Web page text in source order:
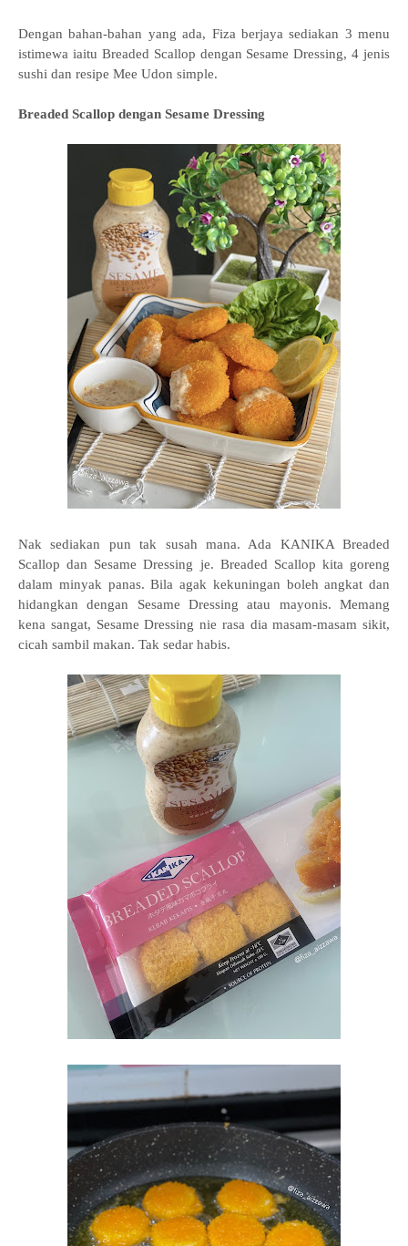
Dengan bahan-bahan yang ada, Fiza berjaya sediakan 3 menu
istimewa iaitu Breaded Scallop dengan Sesame Dressing, 4 jenis
sushi dan resipe Mee Udon simple.
Breaded Scallop dengan Sesame Dressing
Nak sediakan pun tak susah mana. Ada KANIKA Breaded
Scallop dan Sesame Dressing je. Breaded Scallop kita goreng
dalam minyak panas. Bila agak kekuningan boleh angkat dan
hidangkan dengan Sesame Dressing atau mayonis. Memang
kena sangat, Sesame Dressing nie rasa dia masam-masam sikit,
cicah sambil makan. Tak sedar habis.